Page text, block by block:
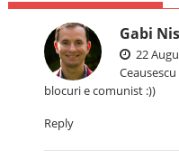
Gabi
22
blocuri e comunist :))
Reply